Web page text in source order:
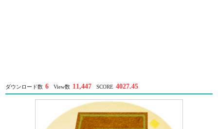
ダウンロード数 6 View数 11,447 SCORE 4027.45